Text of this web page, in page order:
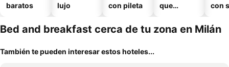
baratos
lujo
con pileta
que
mascotas
con
Bed and breakfast cerca de tu zona en Milán
También te pueden interesar estos hoteles...